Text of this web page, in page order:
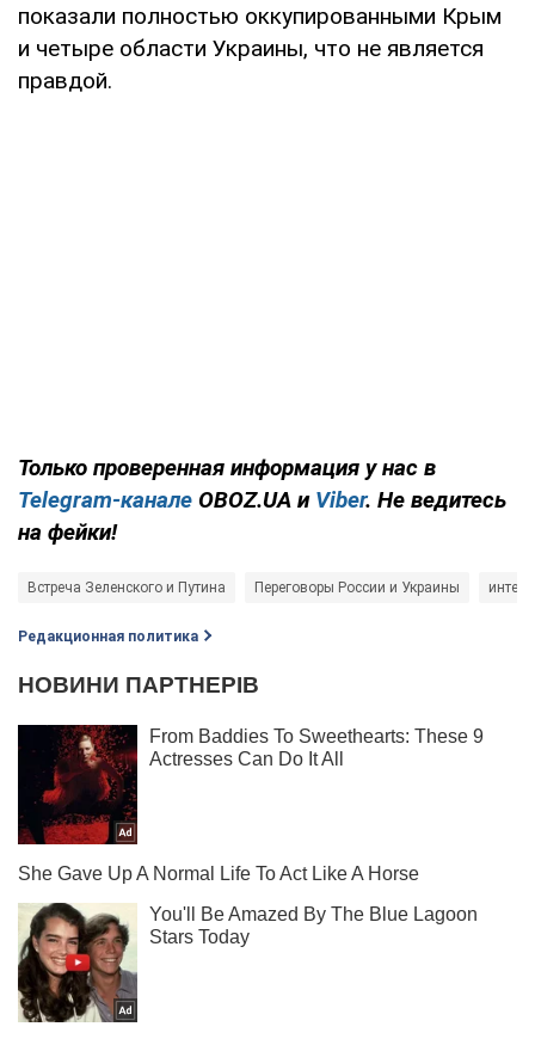
показали полностью оккупированными Крым
и четыре области Украины, что не является
правдой.
Только проверенная информация у нас в
Telegram-канале OBOZ.UA и Viber. Не ведитесь
на фейки!
Встреча Зеленского и Путина Переговоры России и Украины
Редакционная политика